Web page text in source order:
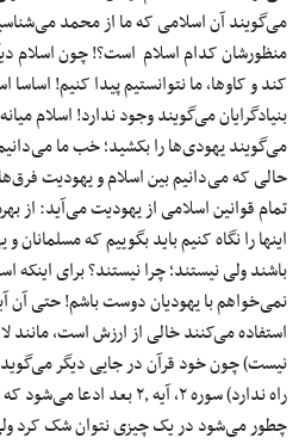
می‌گویند آن اسلامی که ما از محمد
منظورشان کدام اسلام است؟! چون اسلام
کند و کاوها، ما نتوانستیم پیدا کنیم!
بنیادگرایان می‌گویند وجود ندارد! اسلام
می‌گویند یهودی‌ها را بکشید؛ خب ما
حالی که می‌دانیم بین اسلام و یهودیت
تمام قوانین اسلامی از یهودیت می‌آید: از
اینها را نگاه کنیم باید بگوییم که مسلمانان
باشند ولی نیستند؛ چرا نیستند؟ برای اینکه
نمی‌خواهم با یهودیان دوست باشم! حتی آن
استفاده می‌کنند خالی از ارزش است، مانند
نیست) چون خود قرآن در جایی دیگر
راه ندارد) سوره ۲، آیه ۲٫
چطور می‌شود در یک چیزی نتوان شک کرد